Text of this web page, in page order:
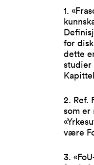
1.
for
dette
studier
2. Ref.
som er
være
3.